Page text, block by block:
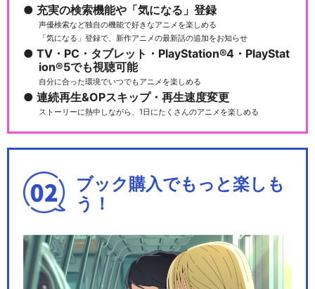
喜劇「おそ松さん」
おそ松さんon STAGE～SIX M
EN'S…
新・喜劇「おそ松さん」【特
典映像付】
まついぬ
充実の検索機能や「気になる」登録
声優検索など独自の機能で好きなアニメを楽しめる
「気になる」登録で、新作アニメの最新話の追加をお知らせ
TV・PC・タブレット・PlayStation®4・PlayStat
ion®5でも視聴可能
自分に合った環境でいつでもアニメを楽しめる
連続再生&OPスキップ・再生速度変更
ストーリーに熱中しながら、1日にたくさんのアニメを楽しめる
ブック購入でもっと楽しも
う！